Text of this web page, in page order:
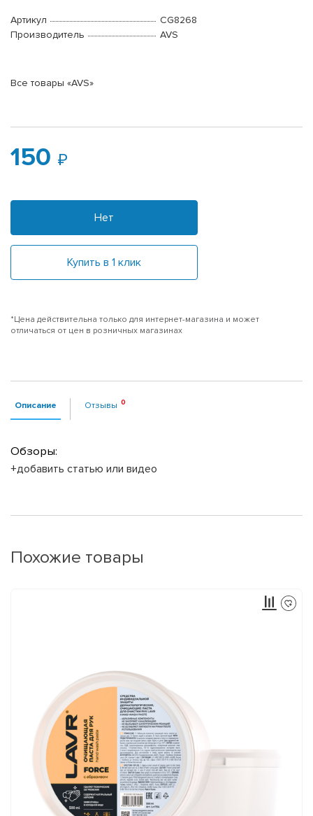
Артикул
CG8268
Производитель
AVS
Все товары «AVS»
150
Нет
Купить в 1 клик
*Цена действительна только для интернет-магазина и может
отличаться от цен в розничных магазинах
Описание Отзывы
Обзоры:
+добавить статью или видео
Похожие товары